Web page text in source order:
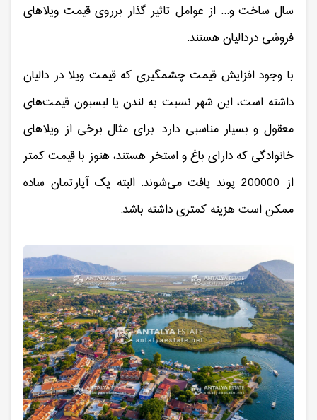
سال ساخت و... از عوامل تاثیر گذار برروی قیمت ویلاهای
فروشی دردالیان هستند.
با وجود افزایش قیمت چشمگیری که قیمت ویلا در دالیان
داشته است، این شهر نسبت به لندن یا لیسبون قیمت‌های
معقول و بسیار مناسبی دارد. برای مثال برخی از ویلاهای
خانوادگی که دارای باغ و استخر هستند، هنوز با قیمت کمتر
از 200000 پوند یافت می‌شوند. البته یک آپارتمان ساده
ممکن است هزینه کمتری داشته باشد.